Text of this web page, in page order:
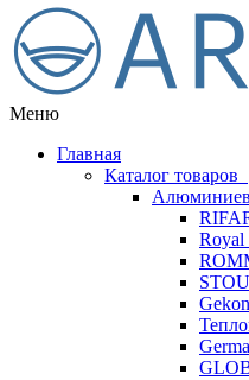
Меню
Главная
Каталог товаров
Royal
Gekon